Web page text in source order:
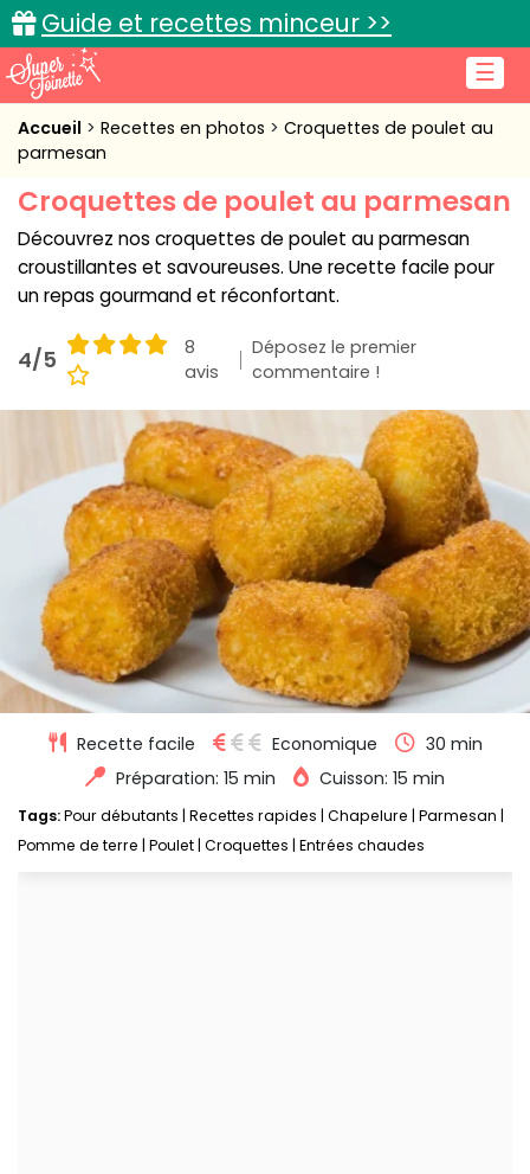
☰
Guide et recettes minceur >>
Accueil
Cuisine pratique
L'actu cuisine
Accueil Recettes en photos
Croquettes de poulet au
parmesan
Croquettes de poulet au parmesan
Découvrez nos croquettes de poulet au parmesan
croustillantes et savoureuses. Une recette facile pour
un repas gourmand et réconfortant.
4/5
8
avis
Déposez le premier
commentaire !
Recette facile Economique
30 min
Préparation: 15 min
Cuisson: 15 min
Tags:Pour débutants Recettes rapides Chapelure Parmesan
Pomme de terre Poulet Croquettes Entrées chaudes